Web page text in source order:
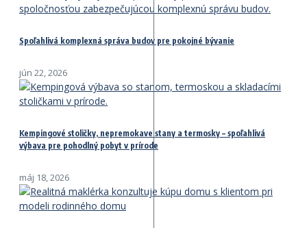
Spoľahlivá komplexná správa budov pre pokojné bývanie
jún 22, 2026
Kempingové stoličky, nepremokave stany a termosky – spoľahlivá
výbava pre pohodlný pobyt v prírode
máj 18, 2026